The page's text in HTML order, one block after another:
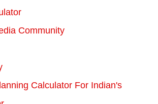
Community
Calculator For Indian's